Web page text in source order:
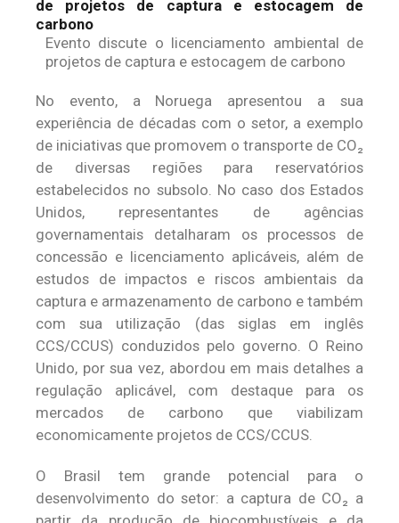
Evento discute o licenciamento ambiental de
projetos de captura e estocagem de carbono
No evento, a Noruega apresentou a sua
experiência de décadas com o setor, a exemplo
de iniciativas que promovem o transporte de CO₂
de diversas regiões para reservatórios
estabelecidos no subsolo. No caso dos Estados
Unidos, representantes de agências
governamentais detalharam os processos de
concessão e licenciamento aplicáveis, além de
estudos de impactos e riscos ambientais da
captura e armazenamento de carbono e também
com sua utilização (das siglas em inglês
CCS/CCUS) conduzidos pelo governo. O Reino
Unido, por sua vez, abordou em mais detalhes a
regulação aplicável, com destaque para os
mercados de carbono que viabilizam
economicamente projetos de CCS/CCUS.
O Brasil tem grande potencial para o
desenvolvimento do setor: a captura de CO₂ a